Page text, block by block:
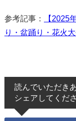
参考記事：
【2025
り・盆踊り・花火
読んでいただき
シェアしてくださ